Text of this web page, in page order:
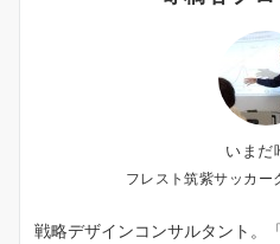
いまだ
フレスト筑紫サッカ
戦略デザインコンサルタント。